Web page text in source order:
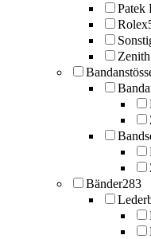
Patek
Rolex
Zenith
Bänder283